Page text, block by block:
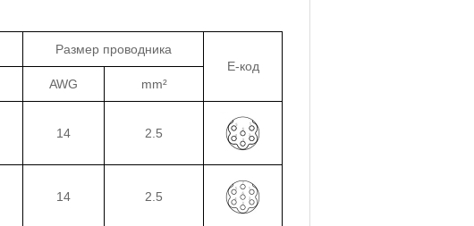
Размер проводника
E-код
AWG mm²
14 2.5
14 2.5